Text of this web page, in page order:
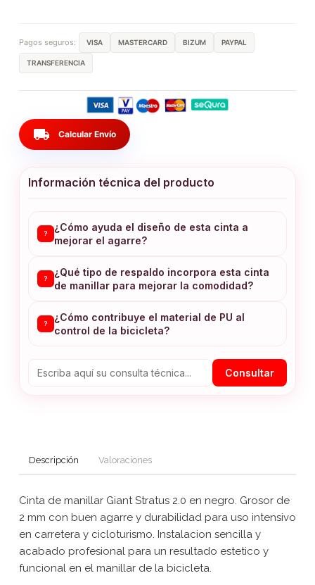
Pagos seguros: VISA MASTERCARD BIZUM PAYPAL
TRANSFERENCIA
local_shipping Calcular Envío
Información técnica del producto
?
¿Cómo ayuda el diseño de esta cinta a
mejorar el agarre?
?
¿Qué tipo de respaldo incorpora esta cinta
de manillar para mejorar la comodidad?
?
¿Cómo contribuye el material de PU al
control de la bicicleta?
Consultar
Descripción Valoraciones
Cinta de manillar Giant Stratus 2.0 en negro. Grosor de
2 mm con buen agarre y durabilidad para uso intensivo
en carretera y cicloturismo. Instalacion sencilla y
acabado profesional para un resultado estetico y
funcional en el manillar de la bicicleta.